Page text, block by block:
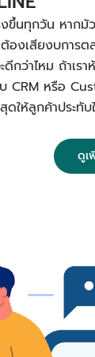
ขึ้นทุกวัน หาก
ต้องเสียงบกา
กว่าไหม ถ้าเร
CRM หรือ
ให้ลูกค้าประทับ
ดูเ